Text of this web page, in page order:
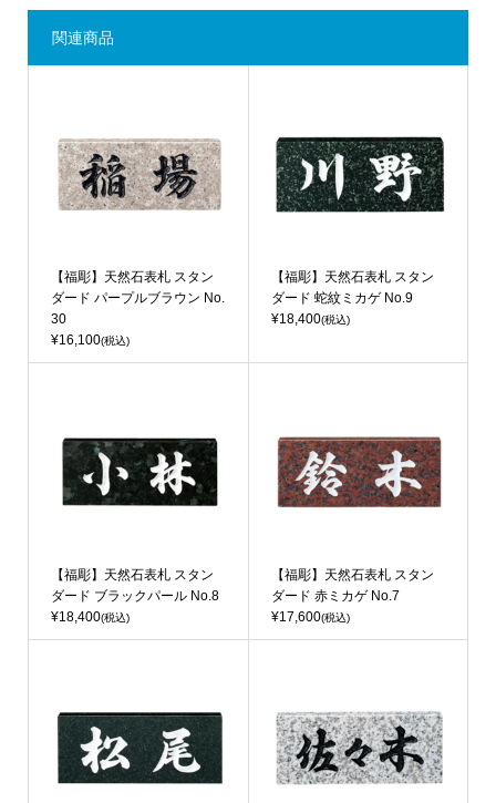
関連商品
【福彫】天然石表札 スタン
ダード パープルブラウン No.
30
¥16,100(税込)
【福彫】天然石表札 スタン
ダード 蛇紋ミカゲ No.9
¥18,400(税込)
【福彫】天然石表札 スタン
ダード ブラックパール No.8
¥18,400(税込)
【福彫】天然石表札 スタン
ダード 赤ミカゲ No.7
¥17,600(税込)